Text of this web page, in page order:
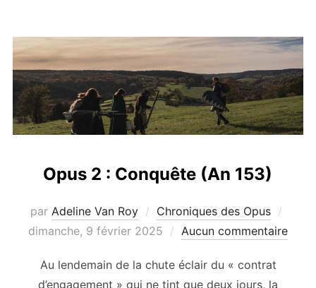
Opus 2 : Conquête (An 153)
par Adeline Van Roy Chroniques des Opus
le
dimanche, 9 février 2025 Aucun commentaire
Au lendemain de la chute éclair du « contrat
d’engagement » qui ne tint que deux jours, la